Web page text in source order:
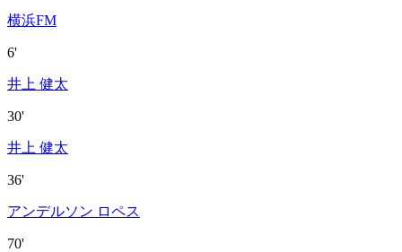
横浜FM
6'
井上 健太
30'
井上 健太
36'
アンデルソン ロペス
70'